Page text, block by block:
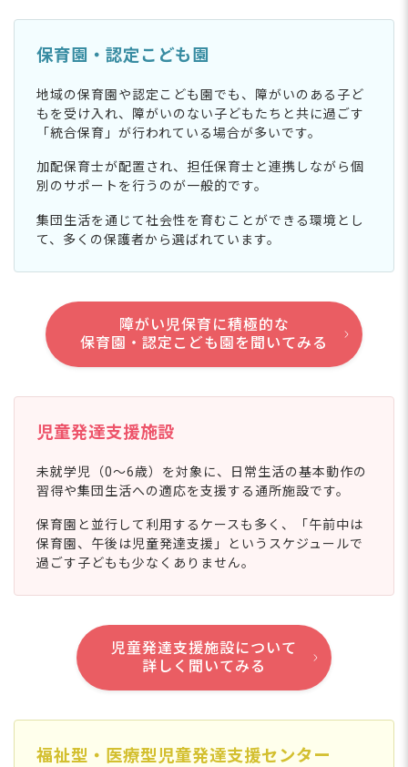
保育園・認定こども園
地域の保育園や認定こども園でも、障がいのある子ど
もを受け入れ、障がいのない子どもたちと共に過ごす
「統合保育」が行われている場合が多いです。
加配保育士が配置され、担任保育士と連携しながら個
別のサポートを行うのが一般的です。
集団生活を通じて社会性を育むことができる環境とし
て、多くの保護者から選ばれています。
障がい児保育に積極的な
保育園・認定こども園を聞いてみる
児童発達支援施設
未就学児（0〜6歳）を対象に、日常生活の基本動作の
習得や集団生活への適応を支援する通所施設です。
保育園と並行して利用するケースも多く、「午前中は
保育園、午後は児童発達支援」というスケジュールで
過ごす子どもも少なくありません。
児童発達支援施設について
詳しく聞いてみる
福祉型・医療型児童発達支援センター